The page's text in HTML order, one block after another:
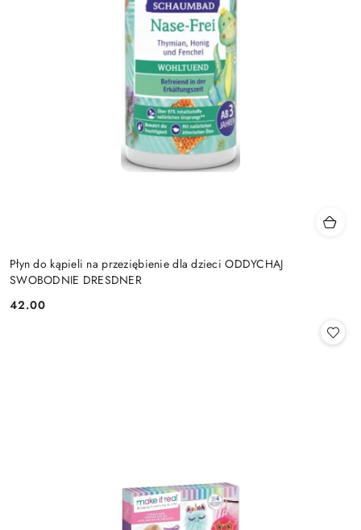
Płyn do kąpieli na przeziębienie dla dzieci ODDYCHAJ
SWOBODNIE DRESDNER
Cena:
42.00